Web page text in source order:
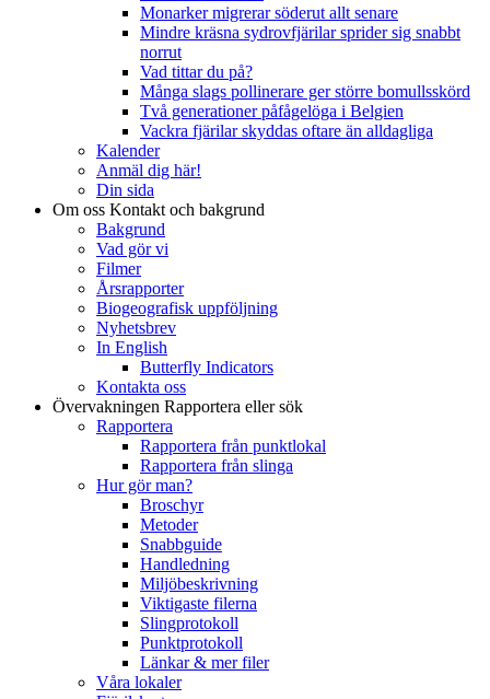
Monarker migrerar söderut allt senare
Mindre kräsna sydrovfjärilar sprider sig snabbt
norrut
Vad tittar du på?
Många slags pollinerare ger större bomullsskörd
Två generationer påfågelöga i Belgien
Vackra fjärilar skyddas oftare än alldagliga
Kalender
Anmäl dig här!
Din sida
Om oss Kontakt och bakgrund
Bakgrund
Vad gör vi
Filmer
Årsrapporter
Biogeografisk uppföljning
Nyhetsbrev
In English
Butterfly Indicators
Kontakta oss
Övervakningen Rapportera eller sök
Rapportera
Rapportera från punktlokal
Rapportera från slinga
Hur gör man?
Broschyr
Metoder
Snabbguide
Handledning
Miljöbeskrivning
Viktigaste filerna
Slingprotokoll
Punktprotokoll
Länkar & mer filer
Våra lokaler